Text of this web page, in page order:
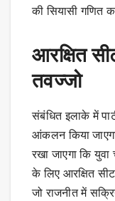
की सियासी गणित
आरक्षित
तवज्जो
संबंधित इलाके में
आंकलन किया
रखा जाएगा कि
के लिए आरक्षित
जो राजनीत में